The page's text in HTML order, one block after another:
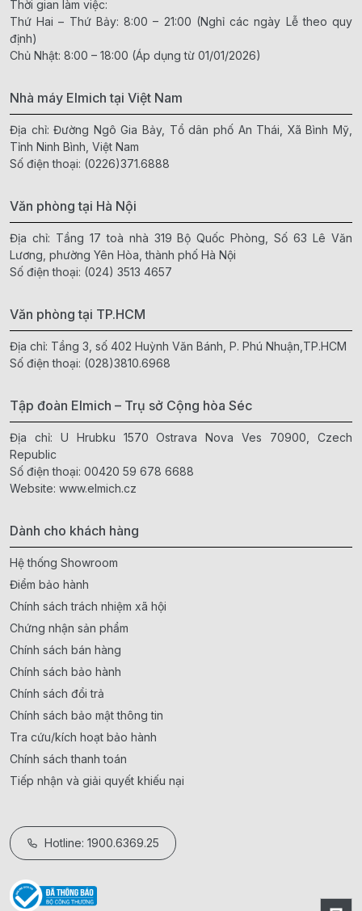
Thời gian làm việc:
Thứ Hai – Thứ Bảy: 8:00 – 21:00 (Nghỉ các ngày Lễ theo quy
định)
Chủ Nhật: 8:00 – 18:00 (Áp dụng từ 01/01/2026)
Nhà máy Elmich tại Việt Nam
Địa chỉ: Đường Ngô Gia Bảy, Tổ dân phố An Thái, Xã Bình Mỹ,
Tỉnh Ninh Bình, Việt Nam
Số điện thoại: (0226)371.6888
Văn phòng tại Hà Nội
Địa chỉ: Tầng 17 toà nhà 319 Bộ Quốc Phòng, Số 63 Lê Văn
Lương, phường Yên Hòa, thành phố Hà Nội
Số điện thoại: (024) 3513 4657
Văn phòng tại TP.HCM
Địa chỉ: Tầng 3, số 402 Huỳnh Văn Bánh, P. Phú Nhuận,TP.HCM
Số điện thoại: (028)3810.6968
Tập đoàn Elmich – Trụ sở Cộng hòa Séc
Địa chỉ: U Hrubku 1570 Ostrava Nova Ves 70900, Czech
Republic
Số điện thoại: 00420 59 678 6688
Website: www.elmich.cz
Dành cho khách hàng
Hệ thống Showroom
Điểm bảo hành
Chính sách trách nhiệm xã hội
Chứng nhận sản phẩm
Chính sách bán hàng
Chính sách bảo hành
Chính sách đổi trả
Chính sách bảo mật thông tin
Tra cứu/kích hoạt bảo hành
Chính sách thanh toán
Tiếp nhận và giải quyết khiếu nại
Hotline: 1900.6369.25